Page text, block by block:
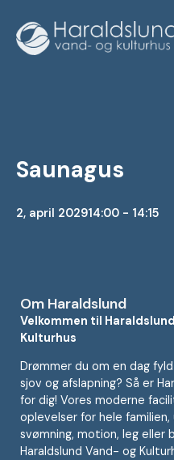
Saunagus
2, april 202914:00 - 14:15
Om Haraldslund
Velkommen til
Kulturhus
Drømmer du om en dag
sjov og afslapning? Så er
for dig! Vores moderne
oplevelser for hele
svømning, motion, leg eller
Haraldslund Vand- og